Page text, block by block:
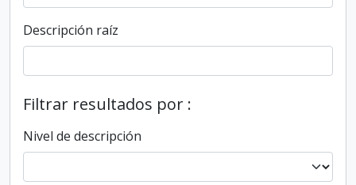
Descripción raíz
Filtrar resultados por :
Nivel de descripción